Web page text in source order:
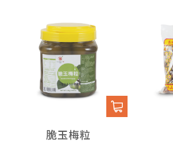
脆玉梅粒